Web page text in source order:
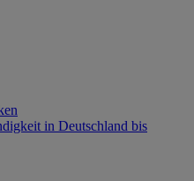
in Deutschland bis